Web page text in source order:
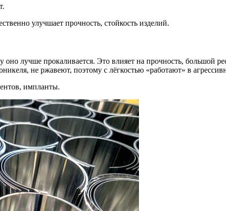
улучшает прочность, стойкость изделий.
лучше прокаливается. Это влияет на прочность, большой
не ржавеют, поэтому с лёгкостью «работают» в
импланты.